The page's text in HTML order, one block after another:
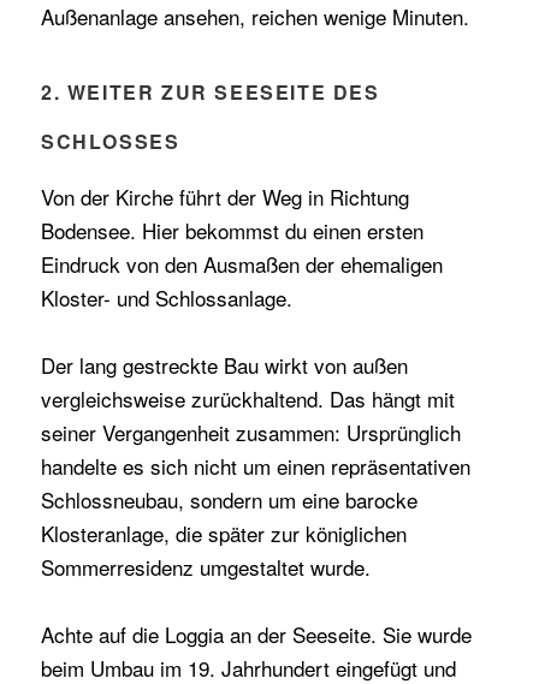
Außenanlage ansehen, reichen wenige Minuten.
2. WEITER ZUR SEESEITE DES
SCHLOSSES
Von der Kirche führt der Weg in Richtung
Bodensee. Hier bekommst du einen ersten
Eindruck von den Ausmaßen der ehemaligen
Kloster- und Schlossanlage.
Der lang gestreckte Bau wirkt von außen
vergleichsweise zurückhaltend. Das hängt mit
seiner Vergangenheit zusammen: Ursprünglich
handelte es sich nicht um einen repräsentativen
Schlossneubau, sondern um eine barocke
Klosteranlage, die später zur königlichen
Sommerresidenz umgestaltet wurde.
Achte auf die Loggia an der Seeseite. Sie wurde
beim Umbau im 19. Jahrhundert eingefügt und